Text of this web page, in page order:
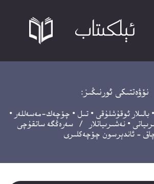
نۆۋەتتىكى ئورنىڭىز:
• بالىلار ئوقۇشلۇقى • تىل • چۆچەك-مەسەللەر •
•نەشىرىياتلار
/ سەرەڭگە ساتقۇچى
– ئاندېرسون چۆچەكلىرى